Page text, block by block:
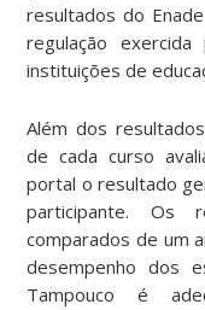
resultados do
regulação
instituições de
Além dos
de cada curso
portal o resultado
participante. Os
comparados de um
desempenho dos
Tampouco é